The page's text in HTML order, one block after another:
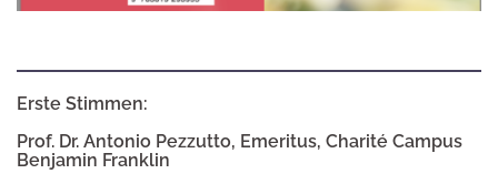
Erste Stimmen:
Prof. Dr. Antonio Pezzutto, Emeritus, Charité Campus
Benjamin Franklin